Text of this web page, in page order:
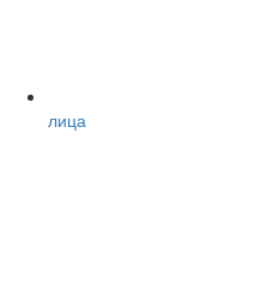
лица